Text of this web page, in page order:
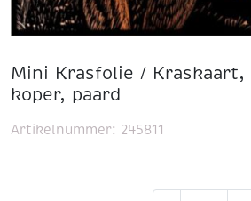
Mini Krasfolie / Kraskaart,
koper, paard
Artikelnummer: 245811